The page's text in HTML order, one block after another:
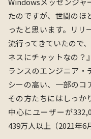
たのですが、世間のほ
ったと思います。リリ
流行ってきていたので
ネスにチャットなの？
ランスのエンジニア・
シーの高い、一部のコ
その方たちにはしっか
中心にユーザーが
439万人以上（2021年6